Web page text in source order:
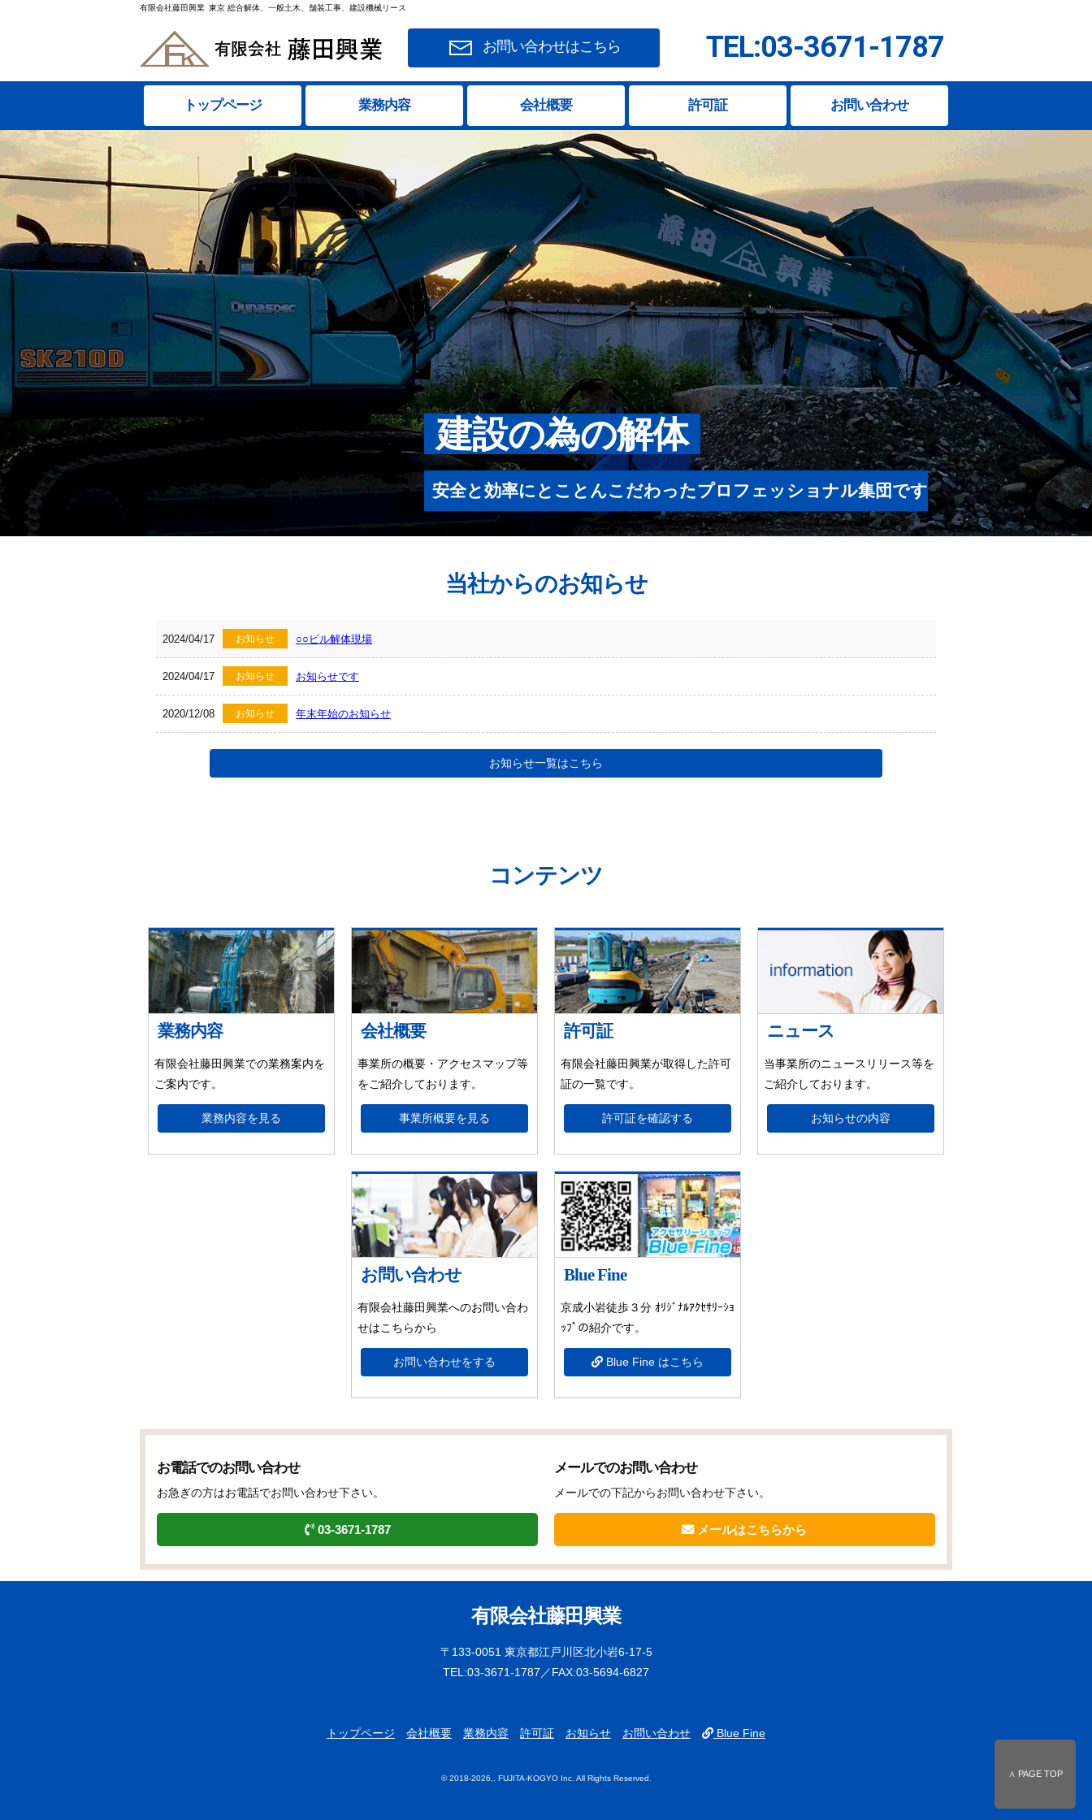
有限会社藤田興業 東京 総合解体、一般土木、舗装工事、建設機械リース
お問い合わせはこちら TEL:03-3671-1787
トップページ 業務内容 会社概要 許可証 お問い合わせ
建設の為の解体
安全と効率にとことんこだわったプロフェッショナル集団です
当社からのお知らせ
2024/04/17 お知らせ ○○ビル解体現場
2024/04/17 お知らせ お知らせです
2020/12/08 お知らせ 年末年始のお知らせ
お知らせ一覧はこちら
コンテンツ
業務内容
有限会社藤田興業での業務案内を
ご案内です。
業務内容を見る
会社概要
事業所の概要・アクセスマップ等
をご紹介しております。
事業所概要を見る
許可証
有限会社藤田興業が取得した許可
証の一覧です。
許可証を確認する
ニュース
当事業所のニュースリリース等を
ご紹介しております。
お知らせの内容
お問い合わせ
有限会社藤田興業へのお問い合わ
せはこちらから
お問い合わせをする
Blue Fine
京成小岩徒歩３分 ｵﾘｼﾞﾅﾙｱｸｾｻﾘｰｼｮ
ｯﾌﾟの紹介です。
Blue Fine はこちら
お電話でのお問い合わせ
お急ぎの方はお電話でお問い合わせ下さい。
03-3671-1787
メールでのお問い合わせ
メールでの下記からお問い合わせ下さい。
メールはこちらから
∧ PAGE TOP
有限会社藤田興業
〒133-0051 東京都江戸川区北小岩6-17-5
TEL:03-3671-1787／FAX:03-5694-6827
トップページ 会社概要 業務内容 許可証 お知らせ お問い合わせ Blue Fine
© 2018-2026,. FUJITA-KOGYO Inc. All Rights Reserved.